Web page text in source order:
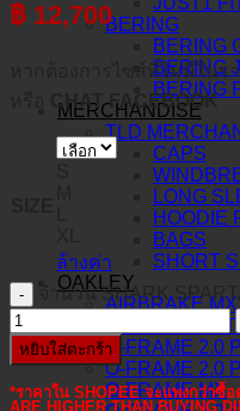
BERING
BERING
BERING
BERING
MERCHANDISE
TLD
CAPS
LONG
HOODIE
BAGS
SHORT
OAKLEY
AIRBRAKE MX
AIRBRAKE
O-FRAME 2.0
O-FRAME 2.0
O-FRAME MX
฿ 12,700
หากต้องการไซส์ที่ไม่มีในร
CHAT FACEBOOK
ล้างค่า
จำนวน SHARK
หยิบใส่ตะกร้า
*ราคาใน SHOPEE จะแพงกว่าซื้
ARE HIGHER THAN BUYING